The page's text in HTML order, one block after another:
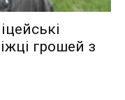
грошей з